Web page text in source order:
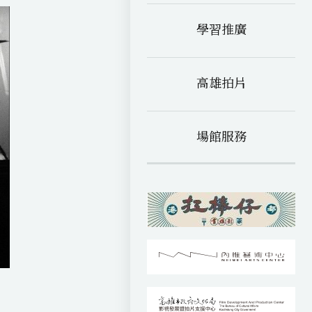
學習推廣
高雄拍片
場館服務